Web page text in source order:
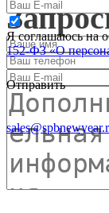
Я соглашаюсь на
152-ФЗ «О
Отправить